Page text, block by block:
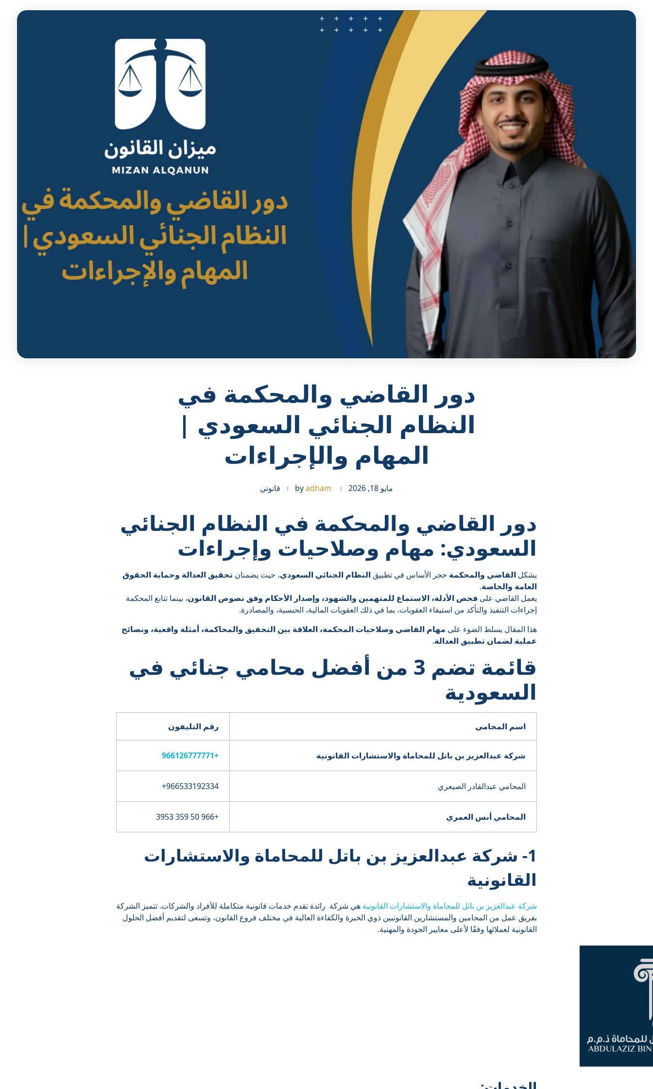
دور القاضي والمحكمة في
النظام الجنائي السعودي |
المهام والإجراءات
مايو 18, 2026 byadham قانوني
دور القاضي والمحكمة في النظام الجنائي
السعودي: مهام وصلاحيات وإجراءات
يشكل القاضي والمحكمة حجر الأساس في تطبيق النظام الجنائي السعودي، حيث يضمنان تحقيق العدالة وحماية الحقوق
العامة والخاصة.
يعمل القاضي على فحص الأدلة، الاستماع للمتهمين والشهود، وإصدار الأحكام وفق نصوص القانون، بينما تتابع المحكمة
إجراءات التنفيذ والتأكد من استيفاء العقوبات، بما في ذلك العقوبات المالية، الحبسية، والمصادرة.
هذا المقال يسلط الضوء على مهام القاضي وصلاحيات المحكمة، العلاقة بين التحقيق والمحاكمة، أمثلة واقعية، ونصائح
عملية لضمان تطبيق العدالة.
قائمة تضم 3 من أفضل محامي جنائي في
السعودية
اسم المحامي رقم التليفون
شركة عبدالعزيز بن باتل للمحاماة والاستشارات القانونية +966126777771
المحامي عبدالقادر الصيعري ⁦+966533192334⁩
المحامي أنس العمري +966 50 359 3953
1- شركة عبدالعزيز بن باتل للمحاماة والاستشارات
القانونية
شركة عبدالعزيز بن باتل للمحاماة والاستشارات القانونية هي شركة رائدة تقدم خدمات قانونية متكاملة للأفراد والشركات. تتميز الشركة
بفريق عمل من المحامين والمستشارين القانونيين ذوي الخبرة والكفاءة العالية في مختلف فروع القانون، وتسعى لتقديم أفضل الحلول
القانونية لعملائها وفقًا لأعلى معايير الجودة والمهنية.